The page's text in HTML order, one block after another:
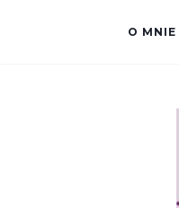
O MNIE